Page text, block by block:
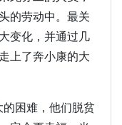
的劳动中。最关
变化，并通过几
上了奔小康的大
困难，他们脱贫